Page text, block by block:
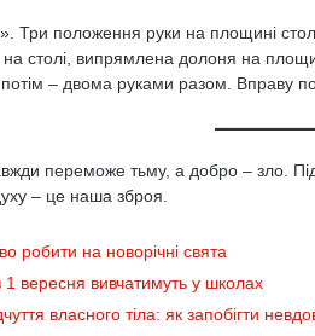
Три положення руки на площині
столі, випрямлена долоня на
– двома руками разом. Вправу
переможе тьму, а добро – зло.
– це наша зброя.
робити на новорічні свята
вересня вивчатимуть у школах
власного тіла: як запобігти